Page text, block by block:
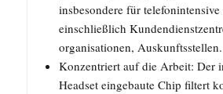
insbesondere für
einschließlich
organisationen, Auskunftsstellen.
Konzentriert auf die Arbeit: Der
Headset eingebaute Chip filtert